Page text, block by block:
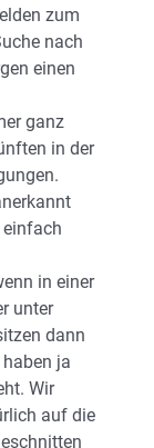
zum
nach
einen
ganz
in der
in einer
unter
dann
ja
Wir
auf die